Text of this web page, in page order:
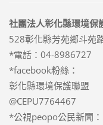
社團法人彰化縣環境保
528彰化縣芳苑鄉斗苑
*電話：04-8986727
*facebook粉絲：
彰化縣環境保護聯盟
@CEPU7764467
*公視peopo公民新聞：